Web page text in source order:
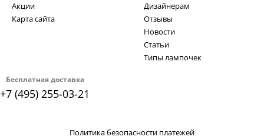
Бесплатная доставка
+7 (495) 255-03-21
Акции
Карта сайта
Дизайнерам
Отзывы
Новости
Статьи
Типы лампочек
Политика безопасности платежей